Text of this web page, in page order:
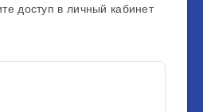
доступ в личный кабинет